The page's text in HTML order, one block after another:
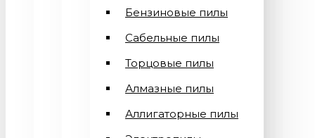
Бензиновые пилы
Сабельные пилы
Торцовые пилы
Алмазные пилы
Аллигаторные пилы